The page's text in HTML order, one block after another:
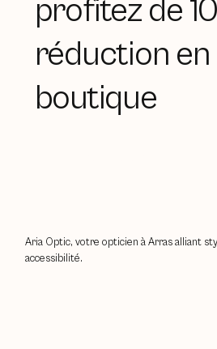
profitez de
réduction en
boutique
Aria Optic, votre opticien à Arras alliant
accessibilité.